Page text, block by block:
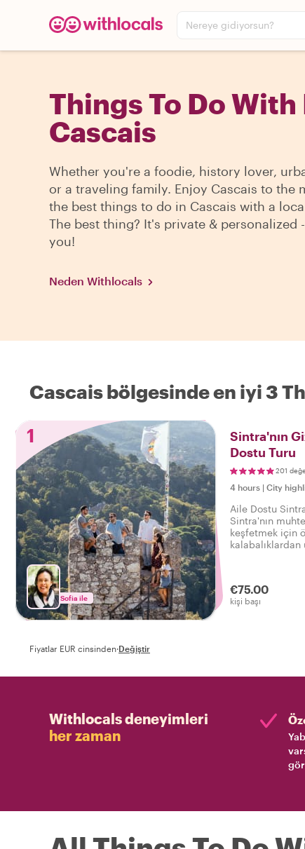
Nereye gidiyorsun?
Things To Do With
Cascais
Whether you're a foodie, history lover,
or a traveling family. Enjoy Cascais to the
the best things to do in Cascais with a
The best thing? It's private & personalized
you!
Neden Withlocals
Cascais bölgesinde en iyi 3
1
Sofia ile
Sintra'nın
Dostu Turu
201
4 hours | City
Aile Dostu
Sintra'nın
keşfetmek için
kalabalıklardan
€75.00
kişi başı
Fiyatlar EUR cinsinden·Değiştir
Withlocals deneyimleri
her zaman